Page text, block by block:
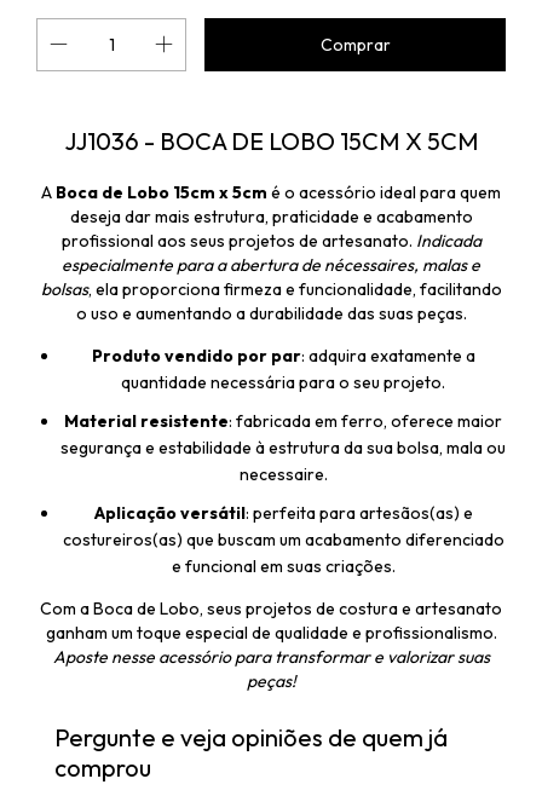
JJ1036 - BOCA DE LOBO 15CM X 5CM
A Boca de Lobo 15cm x 5cm é o acessório ideal para quem
deseja dar mais estrutura, praticidade e acabamento
profissional aos seus projetos de artesanato. Indicada
especialmente para a abertura de nécessaires, malas e
bolsas, ela proporciona firmeza e funcionalidade, facilitando
o uso e aumentando a durabilidade das suas peças.
Produto vendido por par: adquira exatamente a
quantidade necessária para o seu projeto.
Material resistente: fabricada em ferro, oferece maior
segurança e estabilidade à estrutura da sua bolsa, mala ou
necessaire.
Aplicação versátil: perfeita para artesãos(as) e
costureiros(as) que buscam um acabamento diferenciado
e funcional em suas criações.
Com a Boca de Lobo, seus projetos de costura e artesanato
ganham um toque especial de qualidade e profissionalismo.
Aposte nesse acessório para transformar e valorizar suas
peças!
Pergunte e veja opiniões de quem já
comprou